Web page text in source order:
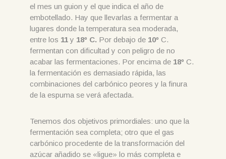
el mes un guion y el que indica el año de
embotellado. Hay que llevarlas a fermentar a
lugares donde la temperatura sea moderada,
entre los 11y 18º C. Por debajo de 10º C.
fermentan con dificultad y con peligro de no
acabar las fermentaciones. Por encima de 18º C.
la fermentación es demasiado rápida, las
combinaciones del carbónico peores y la finura
de la espuma se verá afectada.
Tenemos dos objetivos primordiales: uno que la
fermentación sea completa; otro que el gas
carbónico procedente de la transformación del
azúcar añadido se «ligue» lo más completa e